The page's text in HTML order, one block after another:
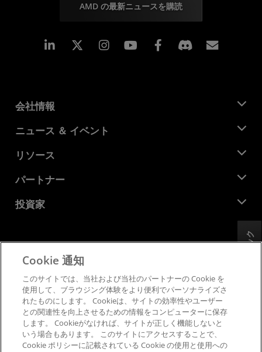
AMD の最新ニュースを購読
Linkedin Instagram Facebook
会社情報
AMD について
企業責任
キャリア
お問い合わせ
ニュース ＆ イベント
ニュースルーム
メディア ライブラリ
リソース
デベロッパー セントラル
ケース スタディ
パートナー
AMD パートナー ハブ
投資家
財務情報
取締役会
SEC 提出書類
プライバシー
商標
サプライ チェーンの透明性
公正でオープンな競争
英国税務戦略
Cookie ポリシー
フィードバック
Cookie 通知
このサイトでは、当社および当社のパートナーの Cookie を
使用して、ブラウジング体験をより便利でパーソナライズさ
れたものにします。 Cookieは、サイトの効率性やユーザー
との関連性を向上させるための情報をコンピューターに保存
します。 Cookieがなければ、サイトが正しく機能しないと
いう場合もあります。 このサイトにアクセスすることで、
Cookie ポリシーに記載されている Cookie の使用と使用への